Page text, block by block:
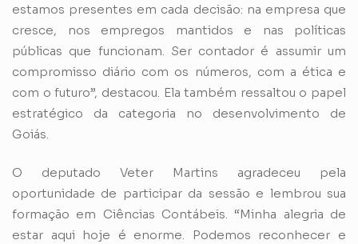
estamos presentes em cada decisão: na empresa que
cresce, nos empregos mantidos e nas políticas
públicas que funcionam. Ser contador é assumir um
compromisso diário com os números, com a ética e
com o futuro”, destacou. Ela também ressaltou o papel
estratégico da categoria no desenvolvimento de
Goiás.
O deputado Veter Martins agradeceu pela
oportunidade de participar da sessão e lembrou sua
formação em Ciências Contábeis. “Minha alegria de
estar aqui hoje é enorme. Podemos reconhecer e